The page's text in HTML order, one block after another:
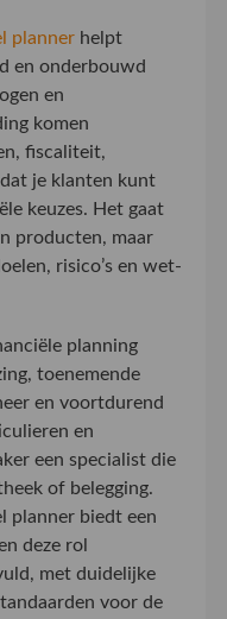
plannerhelpt
en onderbouwd
en
komen
fiscaliteit,
je klanten kunt
keuzes. Het gaat
producten, maar
risico’s en wet-
planning
toenemende
en voortdurend
en
een specialist die
of belegging.
planner biedt een
deze rol
met duidelijke
voor de